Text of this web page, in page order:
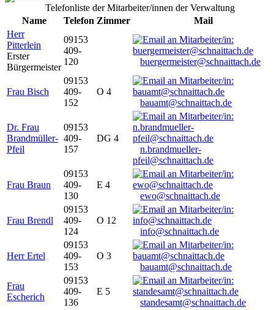
Telefonliste der Mitarbeiter/innen der Verwaltung
Name
Telefon Zimmer
Mail
Herr
Pitterlein
Erster
Bürgermeister
09153
409-
120
buergermeister@schnaittach.de
Frau Bisch
09153
409-
152
O 4
bauamt@schnaittach.de
Dr. Frau
Brandmüller-
Pfeil
09153
409-
157
DG 4
n.brandmueller-
pfeil@schnaittach.de
Frau Braun
09153
409-
130
E 4
ewo@schnaittach.de
Frau Brendl
09153
409-
124
O 12
info@schnaittach.de
Herr Ertel
09153
409-
153
O 3
bauamt@schnaittach.de
Frau
Escherich
09153
409-
136
E 5
standesamt@schnaittach.de